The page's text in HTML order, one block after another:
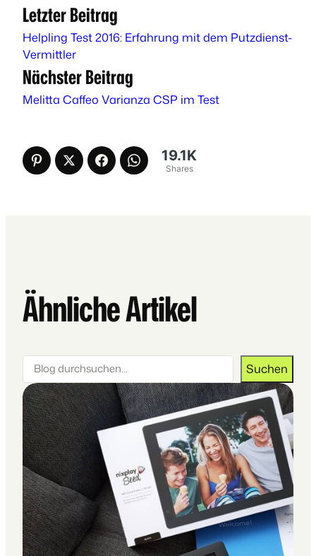
Letzter Beitrag
Helpling Test 2016: Erfahrung mit dem Putzdienst-
Vermittler
Nächster Beitrag
Melitta Caffeo Varianza CSP im Test
19.1K
Shares
Ähnliche Artikel
Suchen Suchen